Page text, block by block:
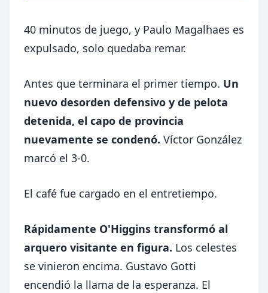
40 minutos de juego, y Paulo Magalhaes es
expulsado, solo quedaba remar.
Antes que terminara el primer tiempo. Un
nuevo desorden defensivo y de pelota
detenida, el capo de provincia
nuevamente se condenó. Víctor González
marcó el 3-0.
El café fue cargado en el entretiempo.
Rápidamente O'Higgins transformó al
arquero visitante en figura. Los celestes
se vinieron encima. Gustavo Gotti
encendió la llama de la esperanza. El